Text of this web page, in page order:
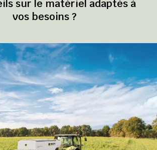
sur le matériel adaptés à
vos besoins ?